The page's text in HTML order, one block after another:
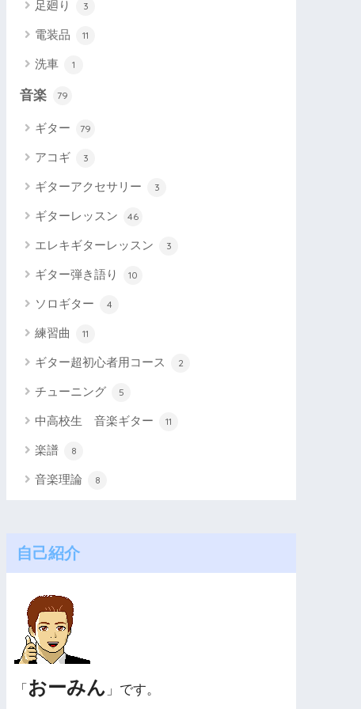
足廻り 3
電装品 11
洗車 1
音楽 79
ギター 79
アコギ 3
ギターアクセサリー 3
ギターレッスン 46
エレキギターレッスン 3
ギター弾き語り 10
ソロギター 4
練習曲 11
ギター超初心者用コース 2
チューニング 5
中高校生 音楽ギター 11
楽譜 8
音楽理論 8
自己紹介
「 おーみん 」です。